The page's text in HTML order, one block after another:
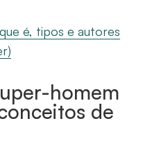
é, tipos e autores
homem
de